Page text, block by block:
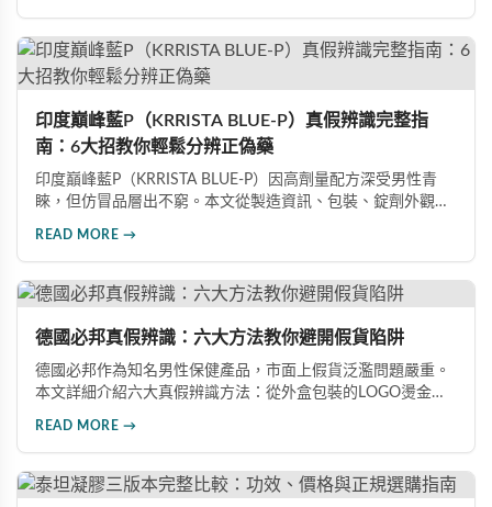
印度巔峰藍P（KRRISTA BLUE-P）真假辨識完整指
南：6大招教你輕鬆分辨正偽藥
印度巔峰藍P（KRRISTA BLUE-P）因高劑量配方深受男性青
睞，但仿冒品層出不窮。本文從製造資訊、包裝、錠劑外觀、
READ MORE →
德國必邦真假辨識：六大方法教你避開假貨陷阱
德國必邦作為知名男性保健產品，市面上假貨泛濫問題嚴重。
本文詳細介紹六大真假辨識方法：從外盒包裝的LOGO燙金工
產品。
READ MORE →